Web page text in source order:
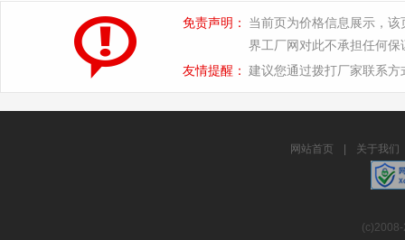
免责声明：
当前页为价格信息展示，
界工厂网对此不承担任何保
友情提醒： 建议您通过拨打厂家联系
网站首页 关于我们